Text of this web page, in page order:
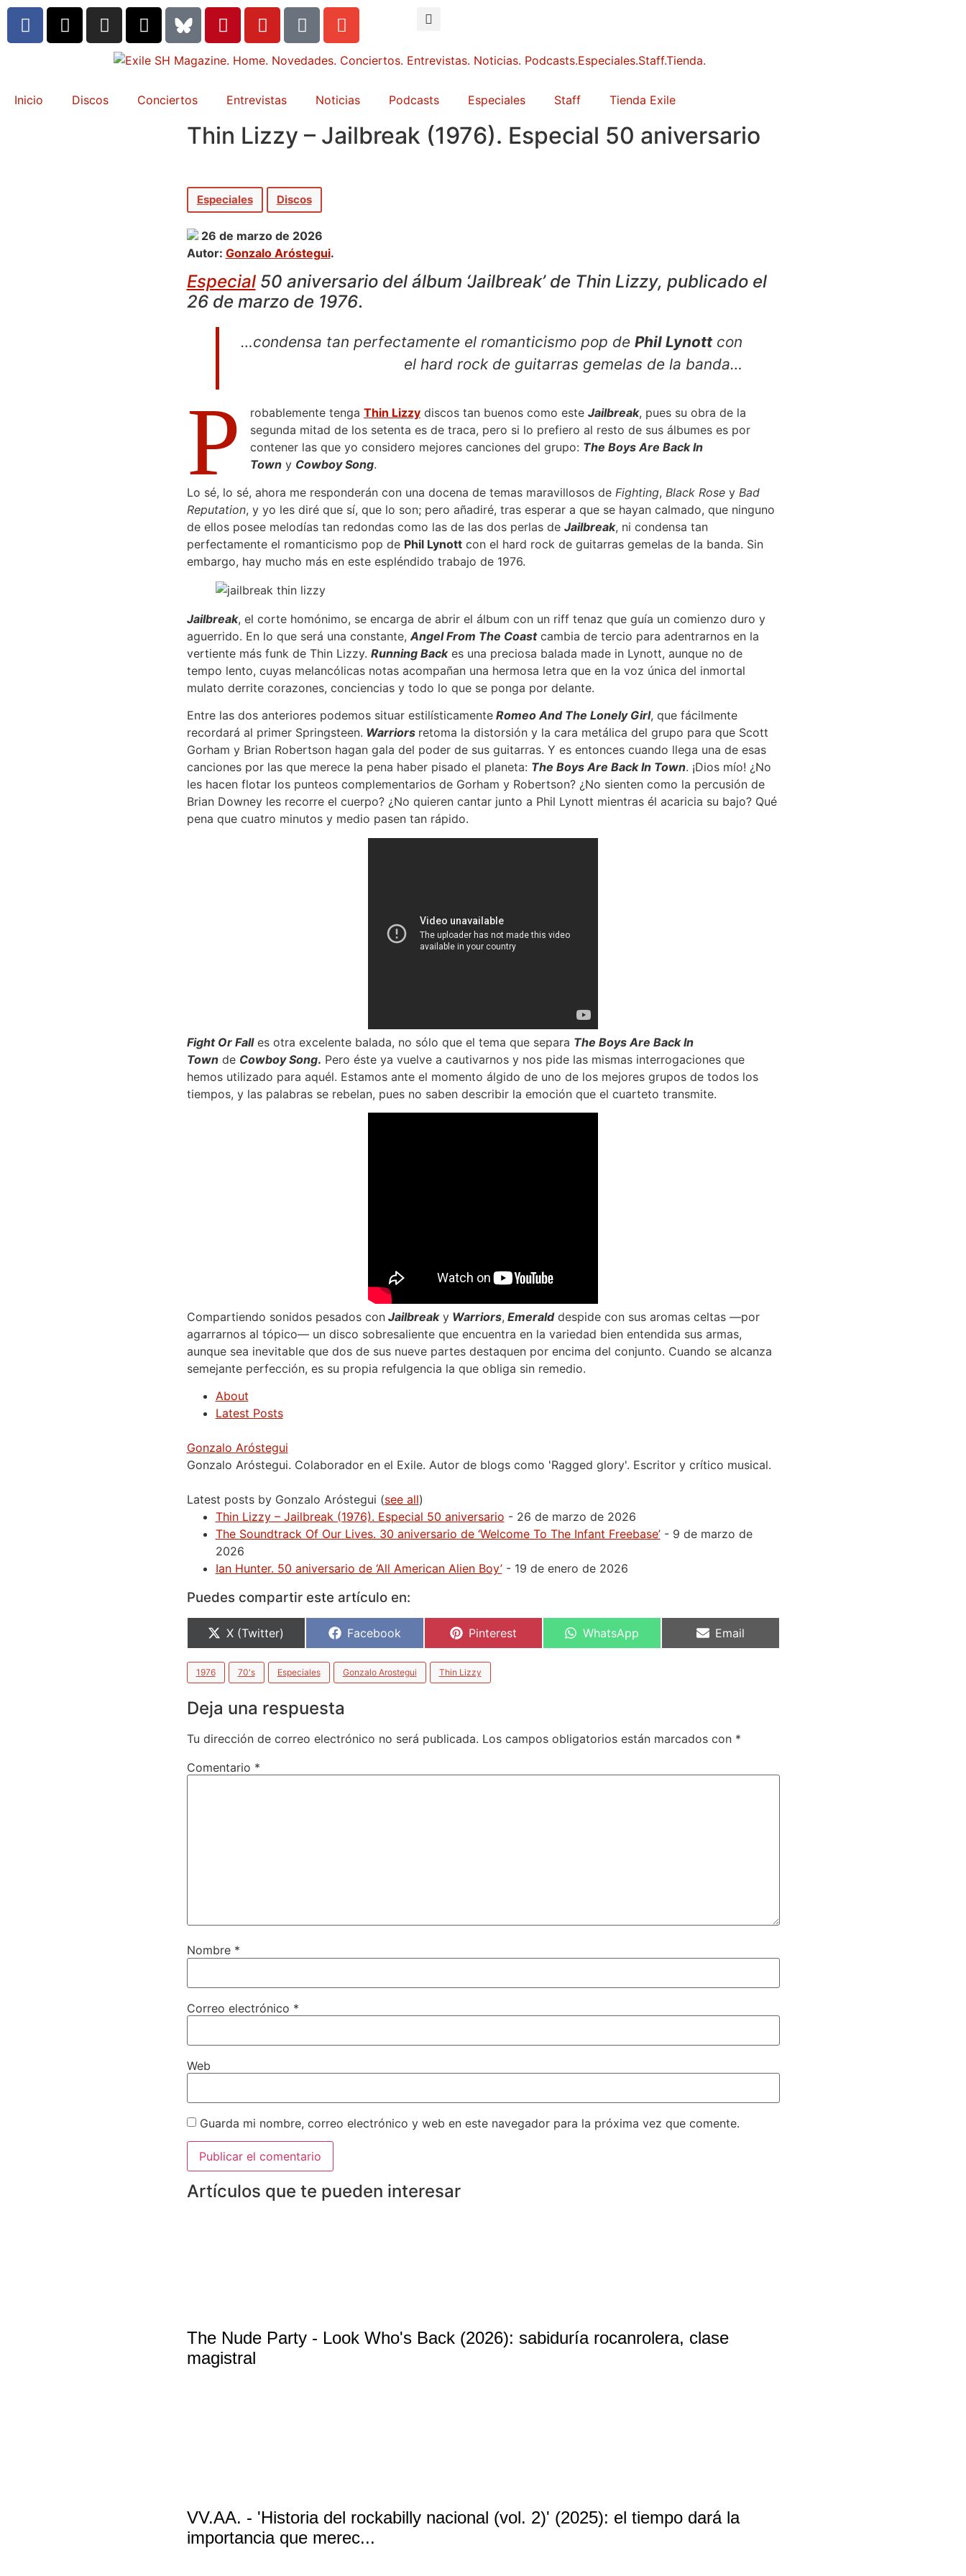
Inicio Discos Conciertos Entrevistas Noticias Podcasts Especiales Staff Tienda Exile
Thin Lizzy – Jailbreak (1976). Especial 50 aniversario
Especiales Discos
26 de marzo de 2026
Autor: Gonzalo Aróstegui.
Especial50 aniversario del álbum ‘Jailbreak’ de Thin Lizzy, publicado el
26 de marzo de 1976.
…condensa tan perfectamente el romanticismo pop de Phil Lynottcon
el hard rock de guitarras gemelas de la banda…
P robablemente tenga Thin Lizzydiscos tan buenos como este Jailbreak, pues su obra de la
segunda mitad de los setenta es de traca, pero si lo prefiero al resto de sus álbumes es por
contener las que yo considero mejores canciones del grupo: The Boys Are Back In
Towny Cowboy Song.
Lo sé, lo sé, ahora me responderán con una docena de temas maravillosos de Fighting, Black Rosey Bad
Reputation, y yo les diré que sí, que lo son; pero añadiré, tras esperar a que se hayan calmado, que ninguno
de ellos posee melodías tan redondas como las de las dos perlas de Jailbreak, ni condensa tan
perfectamente el romanticismo pop de Phil Lynottcon el hard rock de guitarras gemelas de la banda. Sin
embargo, hay mucho más en este espléndido trabajo de 1976.
Jailbreak, el corte homónimo, se encarga de abrir el álbum con un riff tenaz que guía un comienzo duro y
aguerrido. En lo que será una constante, Angel From The Coastcambia de tercio para adentrarnos en la
vertiente más funk de Thin Lizzy. Running Backes una preciosa balada made in Lynott, aunque no de
tempo lento, cuyas melancólicas notas acompañan una hermosa letra que en la voz única del inmortal
mulato derrite corazones, conciencias y todo lo que se ponga por delante.
Entre las dos anteriores podemos situar estilísticamente Romeo And The Lonely Girl, que fácilmente
recordará al primer Springsteen. Warriors retoma la distorsión y la cara metálica del grupo para que Scott
Gorham y Brian Robertson hagan gala del poder de sus guitarras. Y es entonces cuando llega una de esas
canciones por las que merece la pena haber pisado el planeta: The Boys Are Back In Town. ¡Dios mío! ¿No
les hacen flotar los punteos complementarios de Gorham y Robertson? ¿No sienten como la percusión de
Brian Downey les recorre el cuerpo? ¿No quieren cantar junto a Phil Lynott mientras él acaricia su bajo? Qué
pena que cuatro minutos y medio pasen tan rápido.
Fight Or Falles otra excelente balada, no sólo que el tema que separa The Boys Are Back In
Townde Cowboy Song. Pero éste ya vuelve a cautivarnos y nos pide las mismas interrogaciones que
hemos utilizado para aquél. Estamos ante el momento álgido de uno de los mejores grupos de todos los
tiempos, y las palabras se rebelan, pues no saben describir la emoción que el cuarteto transmite.
Compartiendo sonidos pesados con Jailbreaky Warriors, Emeralddespide con sus aromas celtas —por
agarrarnos al tópico— un disco sobresaliente que encuentra en la variedad bien entendida sus armas,
aunque sea inevitable que dos de sus nueve partes destaquen por encima del conjunto. Cuando se alcanza
semejante perfección, es su propia refulgencia la que obliga sin remedio.
About
Latest Posts
Gonzalo Aróstegui
Gonzalo Aróstegui. Colaborador en el Exile. Autor de blogs como 'Ragged glory'. Escritor y crítico musical.
Latest posts by Gonzalo Aróstegui (see all)
Thin Lizzy – Jailbreak (1976). Especial 50 aniversario - 26 de marzo de 2026
The Soundtrack Of Our Lives. 30 aniversario de ‘Welcome To The Infant Freebase’- 9 de marzo de
2026
Ian Hunter. 50 aniversario de ‘All American Alien Boy’- 19 de enero de 2026
Puedes compartir este artículo en:
X (Twitter) Facebook Pinterest WhatsApp Email
1976 70's Especiales Gonzalo Arostegui Thin Lizzy
Deja una respuesta
Tu dirección de correo electrónico no será publicada. Los campos obligatorios están marcados con *
Comentario *
Nombre *
Correo electrónico *
Web
Guarda mi nombre, correo electrónico y web en este navegador para la próxima vez que comente.
Artículos que te pueden interesar
The Nude Party - Look Who's Back (2026): sabiduría rocanrolera, clase
magistral
VV.AA. - 'Historia del rockabilly nacional (vol. 2)' (2025): el tiempo dará la
importancia que merec...